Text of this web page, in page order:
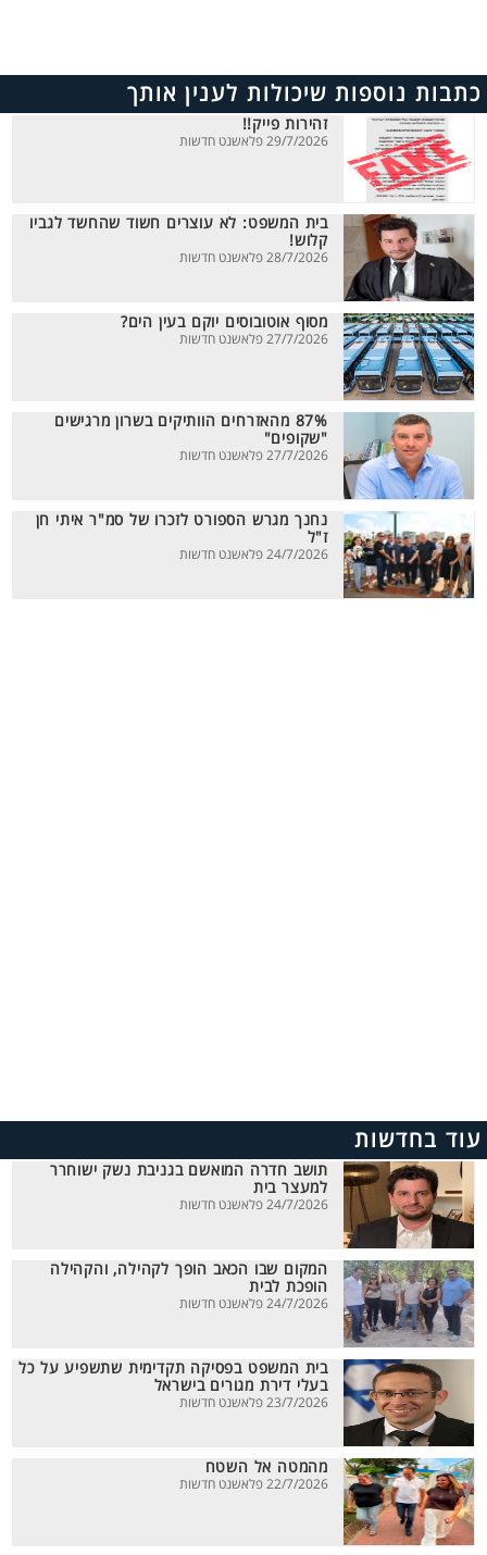
כתבות נוספות שיכולות לענין אותך
זהירות פייק!!
29/7/2026 פלאשנט חדשות
בית המשפט: לא עוצרים חשוד שהחשד לגביו
קלוש!
28/7/2026 פלאשנט חדשות
מסוף אוטובוסים יוקם בעין הים?
27/7/2026 פלאשנט חדשות
87% מהאזרחים הוותיקים בשרון מרגישים
"שקופים"
27/7/2026 פלאשנט חדשות
נחנך מגרש הספורט לזכרו של סמ"ר איתי חן
ז"ל
24/7/2026 פלאשנט חדשות
עוד בחדשות
תושב חדרה המואשם בגניבת נשק ישוחרר
למעצר בית
24/7/2026 פלאשנט חדשות
המקום שבו הכאב הופך לקהילה, והקהילה
הופכת לבית
24/7/2026 פלאשנט חדשות
בית המשפט בפסיקה תקדימית שתשפיע על כל
בעלי דירת מגורים בישראל
23/7/2026 פלאשנט חדשות
מהמטה אל השטח
22/7/2026 פלאשנט חדשות